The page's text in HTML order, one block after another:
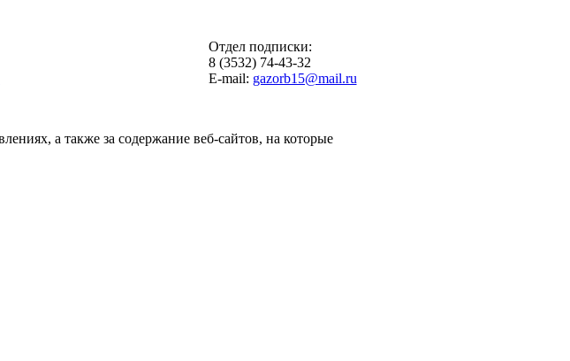
Отдел подписки:
8 (3532) 74-43-32
E-mail: gazorb15@mail.ru
а также за содержание веб-сайтов, на которые